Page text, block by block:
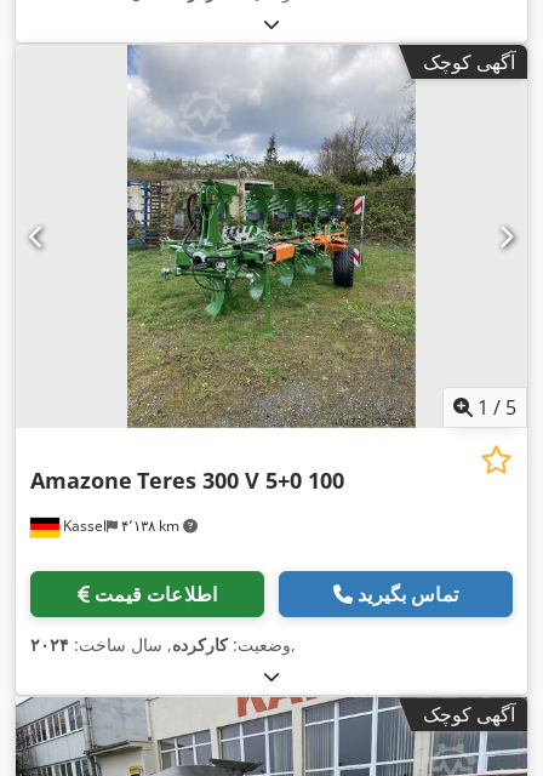
آگهی کوچک
1 / 5
Kassel ۴٬۱۳۸ km
Amazone Teres 300 V 5+0 100
اطلاعات قیمت تماس بگیرید
وضعیت:کارکرده, سال ساخت: ۲۰۲۴ ,
آگهی کوچک